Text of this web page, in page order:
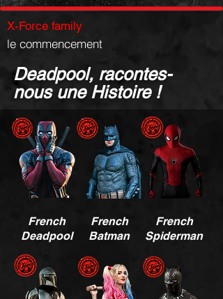
X-Force family
le commencement
Deadpool, racontes-
nous une Histoire !
French
Deadpool
French
Batman
French
Spiderman